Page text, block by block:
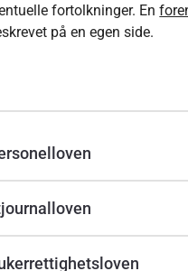
fortolkninger. En
på en egen side.